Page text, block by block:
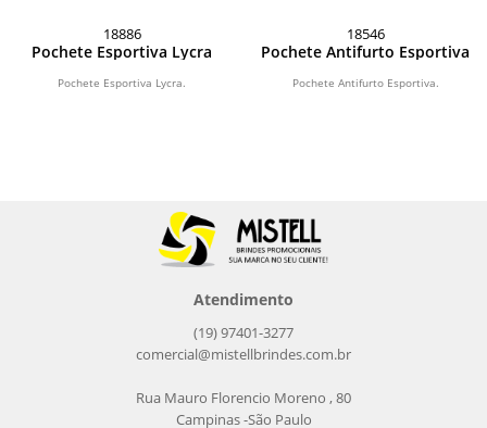
18886
Pochete Esportiva Lycra
Pochete Esportiva Lycra.
18546
Pochete Antifurto Esportiva
Pochete Antifurto Esportiva.
Atendimento
(19) 97401-3277
comercial@mistellbrindes.com.br
Rua Mauro Florencio Moreno , 80
Campinas -São Paulo